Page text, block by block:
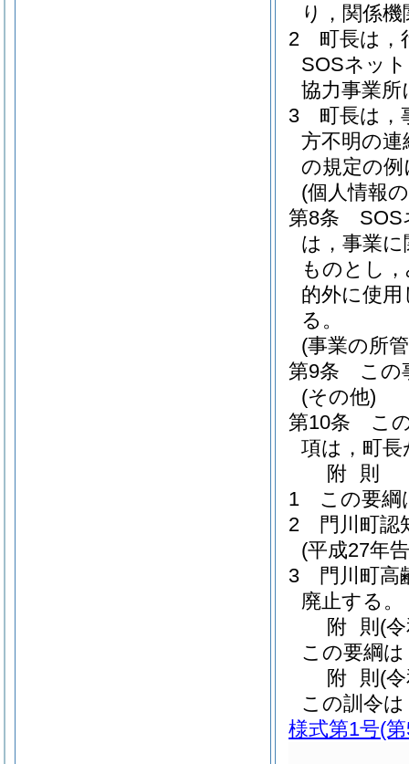
り，関係
2
町長は，
SOSネッ
協力事業
3
町長は，
方不明の
の規定の
(個人情報
第8条
SOS
は，事業
ものとし
的外に使
る。
(事業の所
第9条
この
(その他)
第10条
こ
項は，町
附 則
1
この要綱
2
門川町認
(平成27年
3
門川町高
廃止する。
附 則 (
この要綱
附 則 (
この訓令
様式第1号(